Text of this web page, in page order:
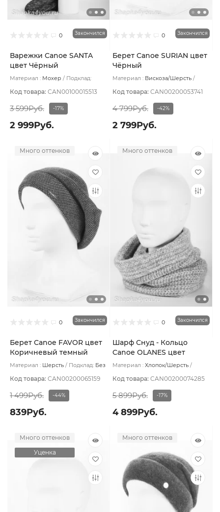
0 Закончился
Варежки Canoe SANTA
цвет Чёрный
Материал : Мохер
Подклад:
Код товара: CAN00100015513
3 599Руб. -17%
2 999Руб.
0 Закончился
Берет Canoe SURIAN цвет
Чёрный
Материал : Вискоза/Шерсть
Код товара: CAN00200053741
4 799Руб. -42%
2 799Руб.
Много оттенков
0 Закончился
Берет Canoe FAVOR цвет
Коричневый темный
Материал : Шерсть Подклад: Без
Код товара: CAN00200065159
1 499Руб. -44%
839Руб.
Много оттенков
0 Закончился
Шарф Снуд - Кольцо
Canoe OLANES цвет
Серый светлый
Материал : Хлопок/Шерсть
Код товара: CAN00200074285
5 899Руб. -17%
4 899Руб.
Много оттенков
Уценка
Много оттенков